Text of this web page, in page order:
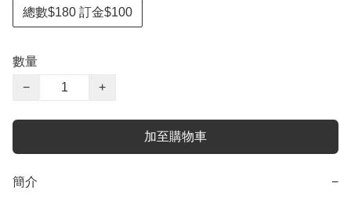
總數$180 訂金$100
數量
−
+
加至購物車
簡介 −